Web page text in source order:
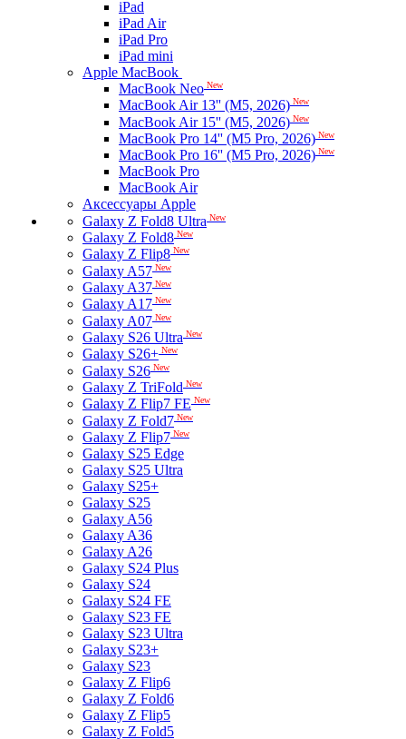
iPad
iPad Air
iPad Pro
iPad mini
Apple MacBook
MacBook Neo New
MacBook Air 13'' (M5, 2026) New
MacBook Air 15'' (M5, 2026) New
MacBook Pro 14'' (M5 Pro, 2026) New
MacBook Pro 16'' (M5 Pro, 2026) New
MacBook Pro
MacBook Air
Аксессуары Apple
Galaxy Z Fold8 Ultra New
Galaxy Z Fold8 New
Galaxy Z Flip8 New
Galaxy A57 New
Galaxy A37 New
Galaxy A17 New
Galaxy A07 New
Galaxy S26 Ultra New
Galaxy S26+ New
Galaxy S26 New
Galaxy Z TriFold New
Galaxy Z Flip7 FE New
Galaxy Z Fold7 New
Galaxy Z Flip7 New
Galaxy S25 Edge
Galaxy S25 Ultra
Galaxy S25+
Galaxy S25
Galaxy A56
Galaxy A36
Galaxy A26
Galaxy S24 Plus
Galaxy S24
Galaxy S24 FE
Galaxy S23 FE
Galaxy S23 Ultra
Galaxy S23+
Galaxy S23
Galaxy Z Flip6
Galaxy Z Fold6
Galaxy Z Flip5
Galaxy Z Fold5